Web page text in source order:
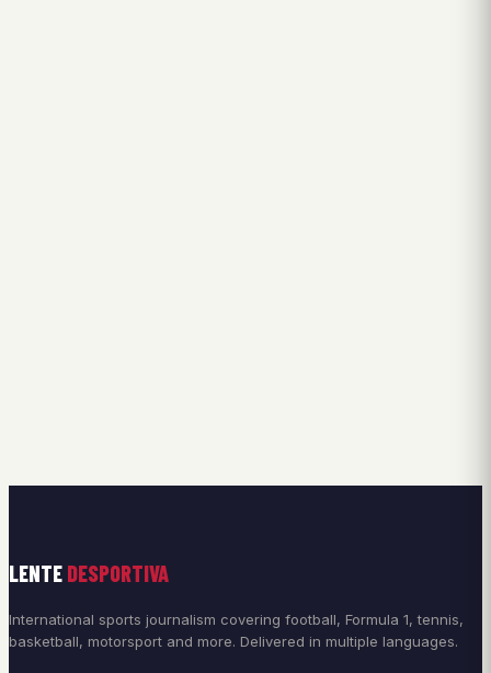
LENTE DESPORTIVA
International sports journalism covering football, Formula 1, tennis,
basketball, motorsport and more. Delivered in multiple languages.